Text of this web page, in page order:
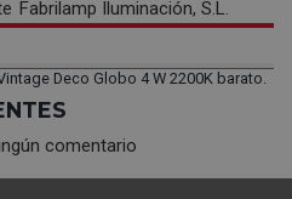
Fabrilamp Iluminación, S.L.
Deco Globo 4 W 2200K barato.
comentario